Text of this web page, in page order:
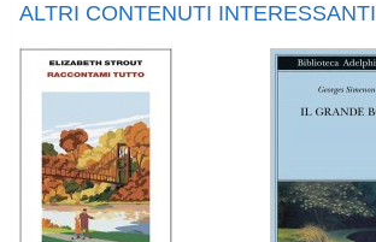
ALTRI CONTENUTI INTERESSANTI